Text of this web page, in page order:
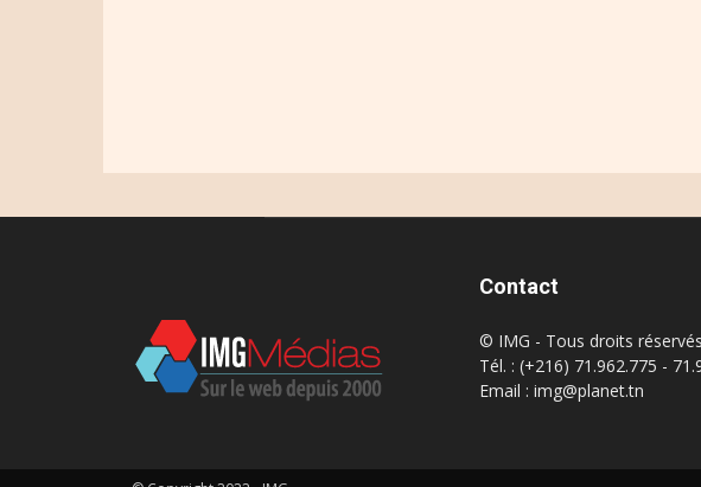
Contact
© IMG - Tous droits réservés
Tél. : (+216) 71.962.775 -
Email : img@planet.tn